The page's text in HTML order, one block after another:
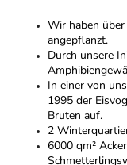
Wir haben
angepflanzt.
Durch unsere
In einer von
1995 der
Bruten auf.
2
6000 qm²